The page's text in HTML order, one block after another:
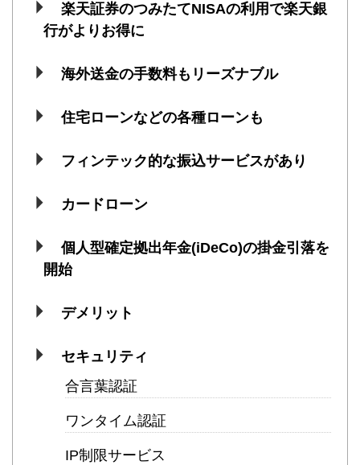
楽天証券のつみたてNISAの利用で楽天銀
行がよりお得に
海外送金の手数料もリーズナブル
住宅ローンなどの各種ローンも
フィンテック的な振込サービスがあり
カードローン
個人型確定拠出年金(iDeCo)の掛金引落を
開始
デメリット
セキュリティ
合言葉認証
ワンタイム認証
IP制限サービス